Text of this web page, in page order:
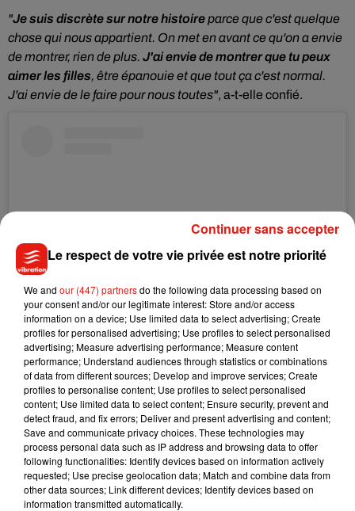
"Je suis discrète sur notre histoireparce que c'est quelque
chose qui nous appartient. On met en avant ce qu'on a envie
de montrer, rien de plus. J'ai envie de montrer que tu peux
aimer les filles, être épanouie et que tout ça c'est normal.
J'ai envie de le faire pour nous toutes", a-t-elle confié.
Voir cette publication sur Instagram
Une publication partagée par MARIE PAPILLON (@marie_papillon_)
Il faut dire que les deux jeunes femmes avaient déjà été
photographiées par des paparazzis avant même d'officialiser
leur relation. Une mésaventure qu'Angèle n'avait pas bien
vécu."Je m’attendais à des ragots, mais pas à ça.C’est très
violent de réaliser que des paparazzis se sont cachés en
bas de chez soi et ont attendu des heures pour attraper, de
Le respect de votre vie privée est notre priorité
We and our (447) partnersdo the following data processing based on
your consent and/or our legitimate interest: Store and/or access
information on a device; Use limited data to select advertising; Create
profiles for personalised advertising; Use profiles to select personalised
advertising; Measure advertising performance; Measure content
performance; Understand audiences through statistics or combinations
of data from different sources; Develop and improve services; Create
profiles to personalise content; Use profiles to select personalised
content; Use limited data to select content; Ensure security, prevent and
detect fraud, and fix errors; Deliver and present advertising and content;
Save and communicate privacy choices. These technologies may
process personal data such as IP address and browsing data to offer
following functionalities: Identify devices based on information actively
requested; Use precise geolocation data; Match and combine data from
other data sources; Link different devices; Identify devices based on
information transmitted automatically.
Continuer sans accepter